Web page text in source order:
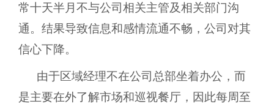
常十天半月不与公司相关主管及相关部门沟
通。结果导致信息和感情流通不畅，公司对其
信心下降。
由于区域经理不在公司总部坐着办公，而
是主要在外了解市场和巡视餐厅，因此每周至